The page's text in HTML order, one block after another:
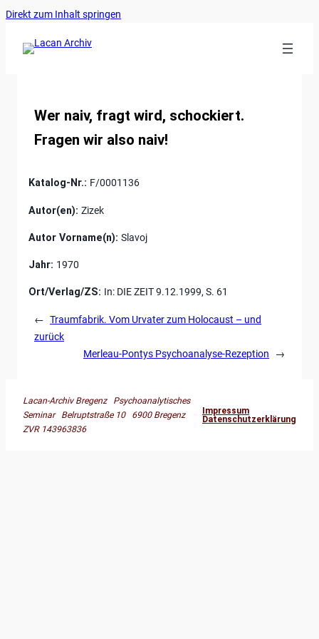
Direkt zum Inhalt springen
Wer naiv, fragt wird, schockiert.
Fragen wir also naiv!
Katalog-Nr.: F/0001136
Autor(en): Zizek
Autor Vorname(n): Slavoj
Jahr: 1970
Ort/Verlag/ZS: In: DIE ZEIT 9.12.1999, S. 61
← Traumfabrik. Vom Urvater zum Holocaust – und
zurück
Merleau-Pontys Psychoanalyse-Rezeption
→
Lacan-Archiv Bregenz Psychoanalytisches
Seminar Belruptstraße 10 6900 Bregenz
ZVR 143963836
Impressum
Datenschutzerklärung